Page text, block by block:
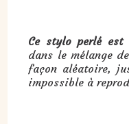
Ce stylo perlé est
dans le mélange
façon aléatoire,
impossible à